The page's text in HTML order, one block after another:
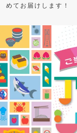
めてお届けします！